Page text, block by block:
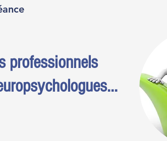
professionnels